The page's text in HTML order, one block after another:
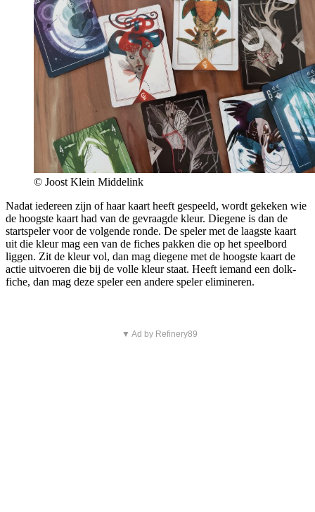
© Joost Klein Middelink
Nadat iedereen zijn of haar kaart heeft gespeeld, wordt gekeken wie
de hoogste kaart had van de gevraagde kleur. Diegene is dan de
startspeler voor de volgende ronde. De speler met de laagste kaart
uit die kleur mag een van de fiches pakken die op het speelbord
liggen. Zit de kleur vol, dan mag diegene met de hoogste kaart de
actie uitvoeren die bij de volle kleur staat. Heeft iemand een dolk-
fiche, dan mag deze speler een andere speler elimineren.
▼ Ad by Refinery89